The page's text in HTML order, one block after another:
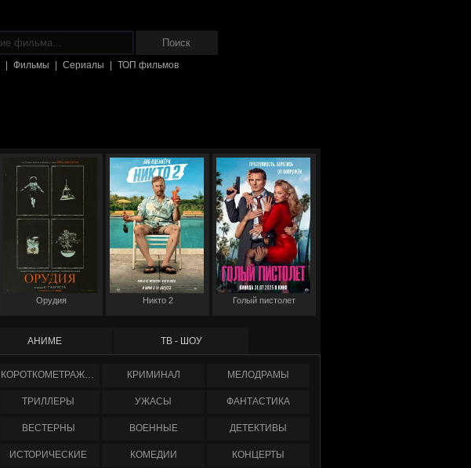
Фильмы Сериалы ТОП фильмов
Орудия Никто 2 Голый пистолет
АНИМЕ ТВ - ШОУ
КОРОТКОМЕТРАЖНЫЕ КРИМИНАЛ МЕЛОДРАМЫ
ТРИЛЛЕРЫ УЖАСЫ ФАНТАСТИКА
ВЕСТЕРНЫ ВОЕННЫЕ ДЕТЕКТИВЫ
ИСТОРИЧЕСКИЕ КОМЕДИИ КОНЦЕРТЫ